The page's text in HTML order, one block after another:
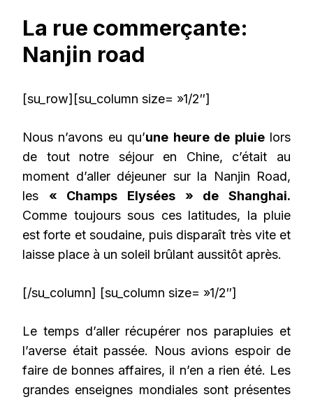
La rue commerçante:
Nanjin road
[su_row][su_column size= »1/2″]
Nous n’avons eu qu’une heure de pluielors
de tout notre séjour en Chine, c’était au
moment d’aller déjeuner sur la Nanjin Road,
les « Champs Elysées » de Shanghai.
Comme toujours sous ces latitudes, la pluie
est forte et soudaine, puis disparaît très vite et
laisse place à un soleil brûlant aussitôt après.
[/su_column] [su_column size= »1/2″]
Le temps d’aller récupérer nos parapluies et
l’averse était passée. Nous avions espoir de
faire de bonnes affaires, il n’en a rien été. Les
grandes enseignes mondiales sont présentes